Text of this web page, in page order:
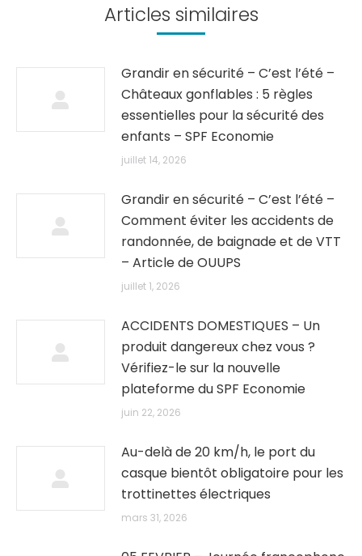
Articles similaires
Grandir en sécurité – C’est l’été –
Châteaux gonflables : 5 règles
essentielles pour la sécurité des
enfants – SPF Economie
juillet 14, 2026
Grandir en sécurité – C’est l’été –
Comment éviter les accidents de
randonnée, de baignade et de VTT
– Article de OUUPS
juillet 1, 2026
ACCIDENTS DOMESTIQUES – Un
produit dangereux chez vous ?
Vérifiez-le sur la nouvelle
plateforme du SPF Economie
juin 22, 2026
Au-delà de 20 km/h, le port du
casque bientôt obligatoire pour les
trottinettes électriques
mars 31, 2026